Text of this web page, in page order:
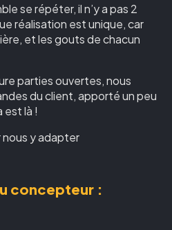
se répéter, il n’y a pas 2
réalisation est unique, car
et les gouts de chacun
parties ouvertes, nous
du client, apporté un peu
là !
y adapter
concepteur :